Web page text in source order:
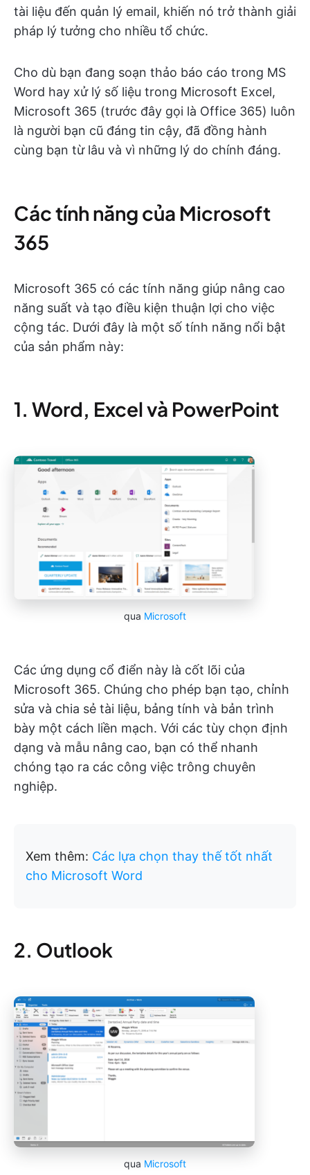
tài liệu đến quản lý email, khiến nó trở thành giải
pháp lý tưởng cho nhiều tổ chức.
Cho dù bạn đang soạn thảo báo cáo trong MS
Word hay xử lý số liệu trong Microsoft Excel,
Microsoft 365 (trước đây gọi là Office 365) luôn
là người bạn cũ đáng tin cậy, đã đồng hành
cùng bạn từ lâu và vì những lý do chính đáng.
Các tính năng của Microsoft
365
Microsoft 365 có các tính năng giúp nâng cao
năng suất và tạo điều kiện thuận lợi cho việc
cộng tác. Dưới đây là một số tính năng nổi bật
của sản phẩm này:
1. Word, Excel và PowerPoint
qua Microsoft
Các ứng dụng cổ điển này là cốt lõi của
Microsoft 365. Chúng cho phép bạn tạo, chỉnh
sửa và chia sẻ tài liệu, bảng tính và bản trình
bày một cách liền mạch. Với các tùy chọn định
dạng và mẫu nâng cao, bạn có thể nhanh
chóng tạo ra các công việc trông chuyên
nghiệp.
Xem thêm: Các lựa chọn thay thế tốt nhất
cho Microsoft Word
2. Outlook
qua Microsoft